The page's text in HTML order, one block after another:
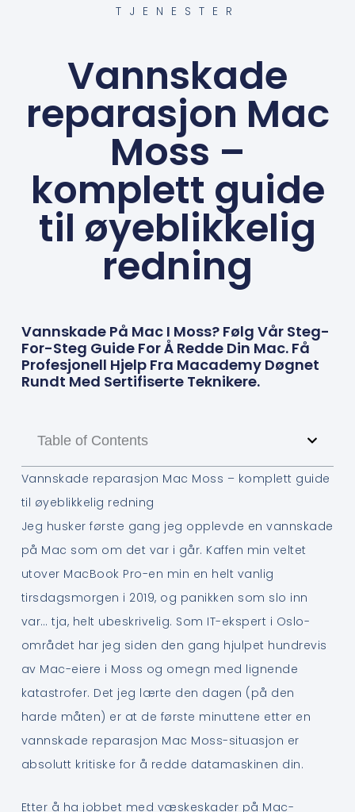
TJENESTER
Vannskade
reparasjon Mac
Moss –
komplett guide
til øyeblikkelig
redning
Vannskade På Mac I Moss? Følg Vår Steg-
For-Steg Guide For Å Redde Din Mac. Få
Profesjonell Hjelp Fra Macademy Døgnet
Rundt Med Sertifiserte Teknikere.
Table of Contents
Vannskade reparasjon Mac Moss – komplett guide
til øyeblikkelig redning
Jeg husker første gang jeg opplevde en vannskade
på Mac som om det var i går. Kaffen min veltet
utover MacBook Pro-en min en helt vanlig
tirsdagsmorgen i 2019, og panikken som slo inn
var… tja, helt ubeskrivelig. Som IT-ekspert i Oslo-
området har jeg siden den gang hjulpet hundrevis
av Mac-eiere i Moss og omegn med lignende
katastrofer. Det jeg lærte den dagen (på den
harde måten) er at de første minuttene etter en
vannskade reparasjon Mac Moss-situasjon er
absolutt kritiske for å redde datamaskinen din.
Etter å ha jobbet med væskeskader på Mac-